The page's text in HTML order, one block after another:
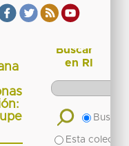
Buscar
en RI
Buscar
Esta